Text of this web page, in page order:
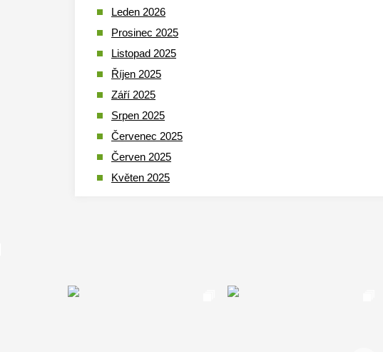
Leden 2026
Prosinec 2025
Listopad 2025
Říjen 2025
Září 2025
Srpen 2025
Červenec 2025
Červen 2025
Květen 2025